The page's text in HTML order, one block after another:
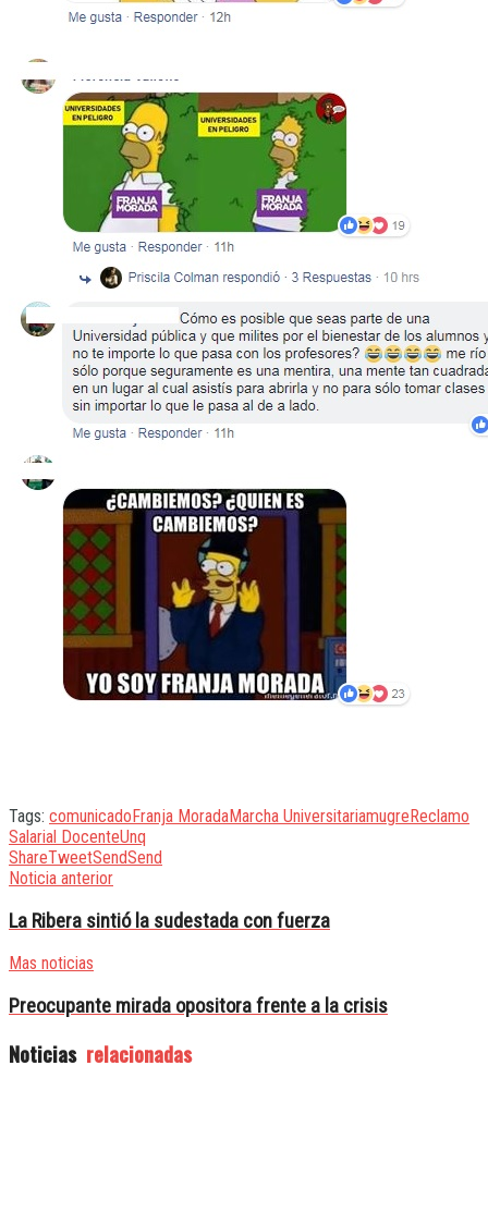
Tags: comunicadoFranja MoradaMarcha UniversitariamugreReclamo
Salarial DocenteUnq
ShareTweetSendSend
Noticia anterior
La Ribera sintió la sudestada con fuerza
Mas noticias
Preocupante mirada opositora frente a la crisis
Noticias relacionadas